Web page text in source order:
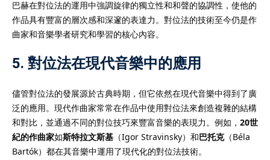
巴赫在對位法的運用中強調旋律的獨立性和和聲的協調性，使他的
作品具有豐富的層次感和深邃的表達力。對位法的技術至今仍是作
曲家和音樂學者研究和學習的核心內容。
5. 對位法在現代音樂中的應用
儘管對位法的發展源於古典時期，但它依然在現代音樂中得到了廣
泛的應用。現代作曲家常常在作品中使用對位法來創造複雜的結構
和對比，並通過不同的對位技巧來豐富音樂的表現力。例如， 20世
紀的作曲家如斯特拉文斯基 （Igor Stravinsky）和巴托克（Béla
Bartók）都在其音樂中運用了現代化的對位法技術。